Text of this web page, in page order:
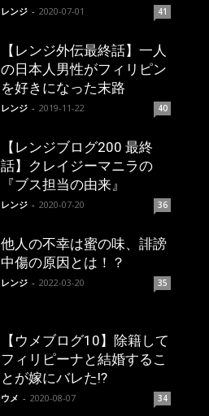
レンジ - 2020-07-01 41
【レンジ外伝最終話】一人
の日本人男性がフィリピン
を好きになった末路
レンジ - 2019-11-22 40
【レンジブログ200 最終
話】クレイジーマニラの
『ブス担当の由来』
レンジ - 2020-07-20 36
他人の不幸は蜜の味、誹謗
中傷の原因とは！？
レンジ - 2022-03-20 35
【ウメブログ10】除籍して
フィリピーナと結婚するこ
とが嫁にバレた!?
ウメ - 2020-08-07 34